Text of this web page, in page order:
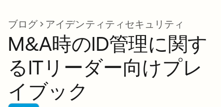
ブログ アイデンティティセキュリティ
M&A時のID管理に関す
るITリーダー向けプレ
イブック